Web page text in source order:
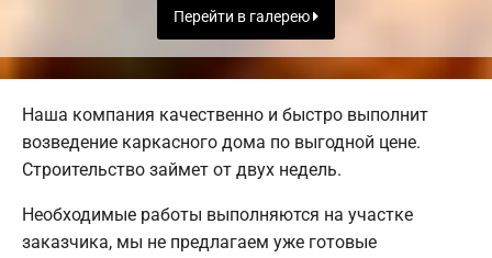
Перейти в галерею
Наша компания качественно и быстро выполнит
возведение каркасного дома по выгодной цене.
Строительство займет от двух недель.
Необходимые работы выполняются на участке
заказчика, мы не предлагаем уже готовые